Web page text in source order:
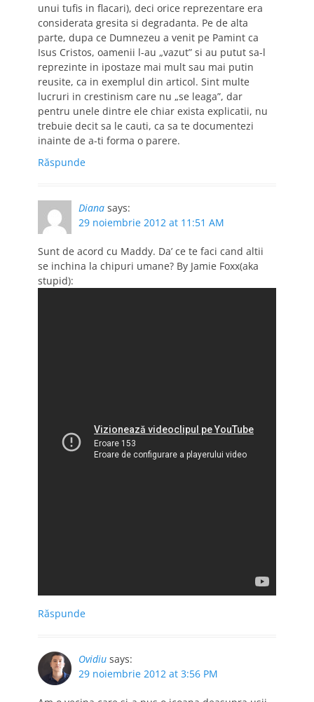
unui tufis in flacari), deci orice reprezentare era
considerata gresita si degradanta. Pe de alta
parte, dupa ce Dumnezeu a venit pe Pamint ca
Isus Cristos, oamenii l-au „vazut” si au putut sa-l
reprezinte in ipostaze mai mult sau mai putin
reusite, ca in exemplul din articol. Sint multe
lucruri in crestinism care nu „se leaga”, dar
pentru unele dintre ele chiar exista explicatii, nu
trebuie decit sa le cauti, ca sa te documentezi
inainte de a-ti forma o parere.
Răspunde
Diana says:
29 noiembrie 2012 at 11:51 AM
Sunt de acord cu Maddy. Da’ ce te faci cand altii
se inchina la chipuri umane? By Jamie Foxx(aka
stupid):
Răspunde
Ovidiu says:
29 noiembrie 2012 at 3:56 PM